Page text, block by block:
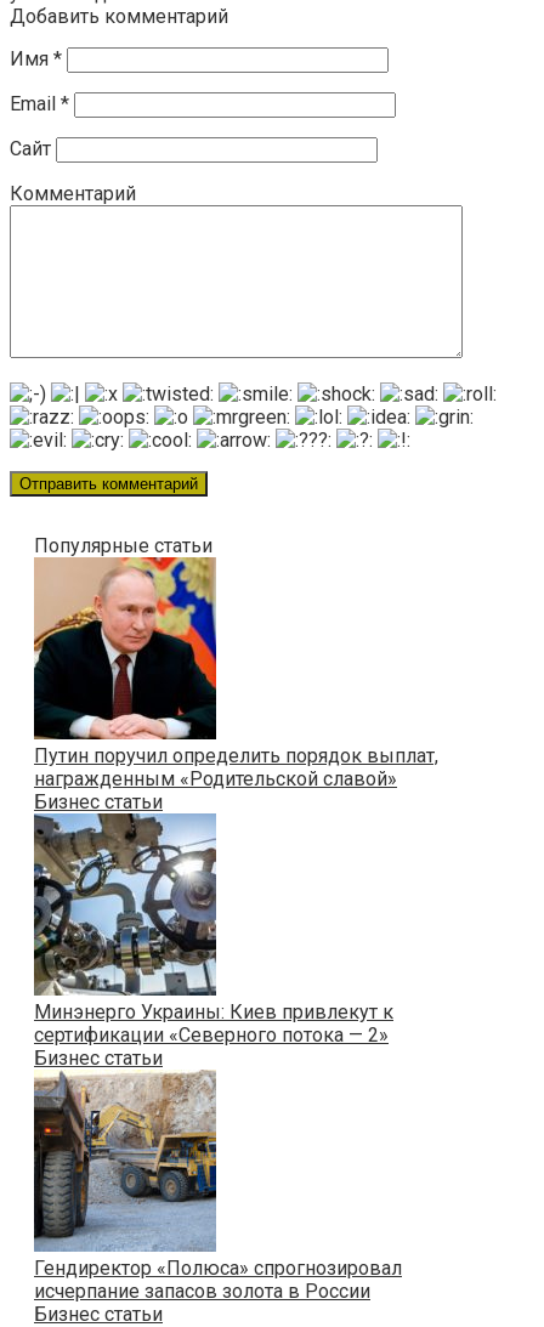
Добавить комментарий
Имя *
Email *
Сайт
Комментарий
Популярные статьи
Путин поручил определить порядок выплат,
награжденным «Родительской славой»
Бизнес статьи
Минэнерго Украины: Киев привлекут к
сертификации «Северного потока — 2»
Бизнес статьи
Гендиректор «Полюса» спрогнозировал
исчерпание запасов золота в России
Бизнес статьи